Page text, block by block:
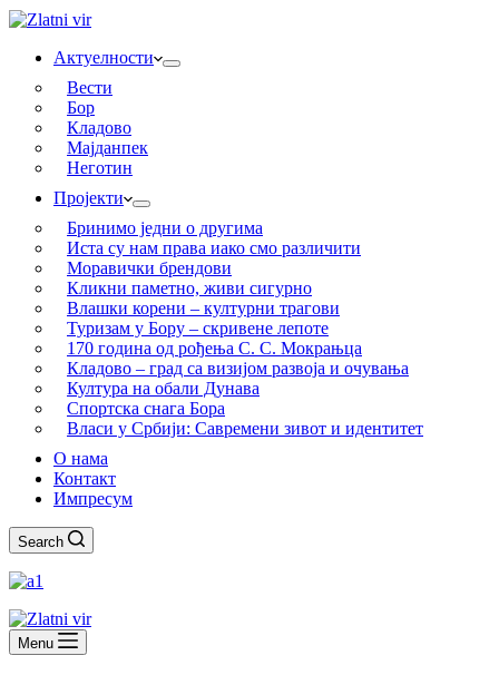
Актуелности
Вести
Бор
Кладово
Мајданпек
Неготин
Пројекти
Бринимо једни о другима
Иста су нам права иако смо различити
Моравички брендови
Кликни паметно, живи сигурно
Влашки корени – културни трагови
Туризам у Бору – скривене лепоте
170 година од рођења С. С. Мокрањца
Кладово – град са визијом развоја и очувања
Култура на обали Дунава
Спортска снага Бора
Власи у Србији: Савремени зивот и идентитет
О нама
Контакт
Импресум
Search
Menu